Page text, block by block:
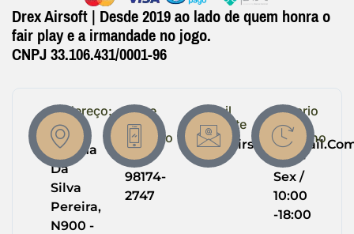
Drex Airsoft | Desde 2019 ao lado de quem honra o
fair play e a irmandade no jogo.
CNPJ 33.106.431/0001-96
Endereço:
R.
Helena
Da
Silva
Pereira,
N900 -
Entre
em
Contato
(64)
98174-
2747
Email
Suporte
Horario
de
Trabalho
Seg -
Sex /
10:00
-18:00